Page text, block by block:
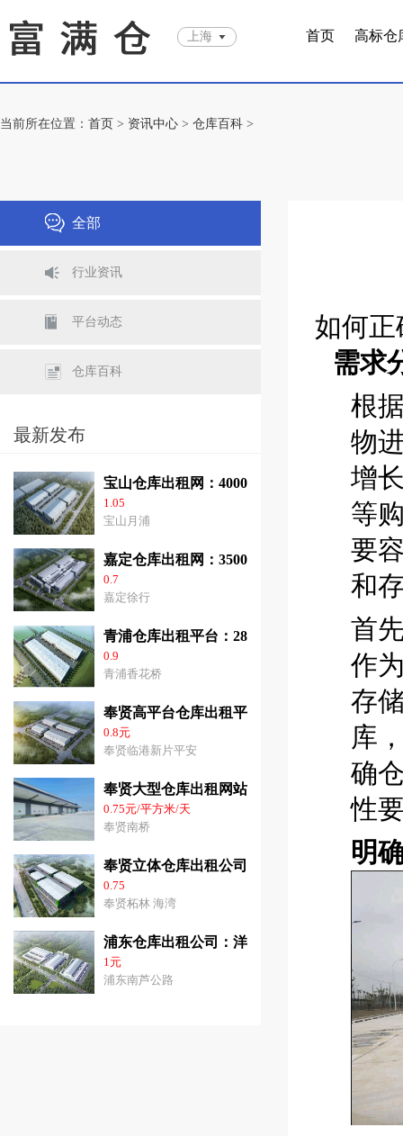
上海 首页 高标仓
当前所在位置： 首页 > 资讯中心 > 仓库百科 >
全部
行业资讯
平台动态
仓库百科
最新发布
宝山仓库出租网：40000平方米高平台仓库出
1.05
宝山月浦
嘉定仓库出租网：35000平方米高标仓库出租
0.7
嘉定徐行
青浦仓库出租平台：28000平方米高平台仓库
0.9
青浦香花桥
奉贤高平台仓库出租平台：2千平方米-6.3万平
0.8元
奉贤临港新片平安
奉贤大型仓库出租网站：3千-2.8平方米高10.5
0.75元/平方米/天
奉贤南桥
奉贤立体仓库出租公司：3千平-3.6万平方价格
0.75
奉贤柘林 海湾
浦东仓库出租公司：洋山港31000平方米高10
1元
浦东南芦公路
如何正
需求
根
物
增
等
要
和
首
作
存
库
确
性
明